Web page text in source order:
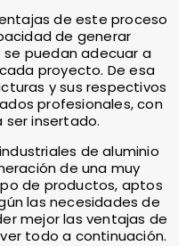
de este proceso
de generar
puedan adecuar a
proyecto. De esa
y sus respectivos
profesionales, con
ser insertado.
de aluminio
de una muy
de productos, aptos
las necesidades de
mejor las ventajas de
todo a continuación.